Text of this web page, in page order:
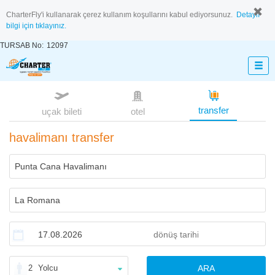
CharterFly'i kullanarak çerez kullanım koşullarını kabul ediyorsunuz. Detaylı
bilgi için tıklayınız.
TURSAB No: 12097
uçak bileti otel transfer
havalimanı transfer
2 Yolcu ARA